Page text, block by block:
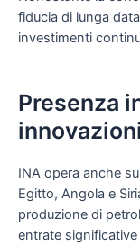
fiducia di lunga
investimenti
Presenza
innovazioni
INA opera anche
Egitto, Angola e
produzione di
entrate significative